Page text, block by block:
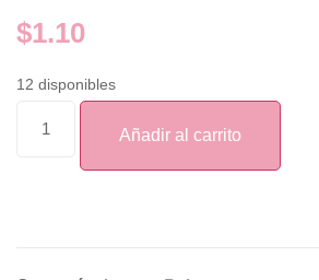
$1.10
12 disponibles
Añadir al carrito